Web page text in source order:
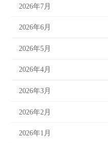
2026年7月
2026年6月
2026年5月
2026年4月
2026年3月
2026年2月
2026年1月